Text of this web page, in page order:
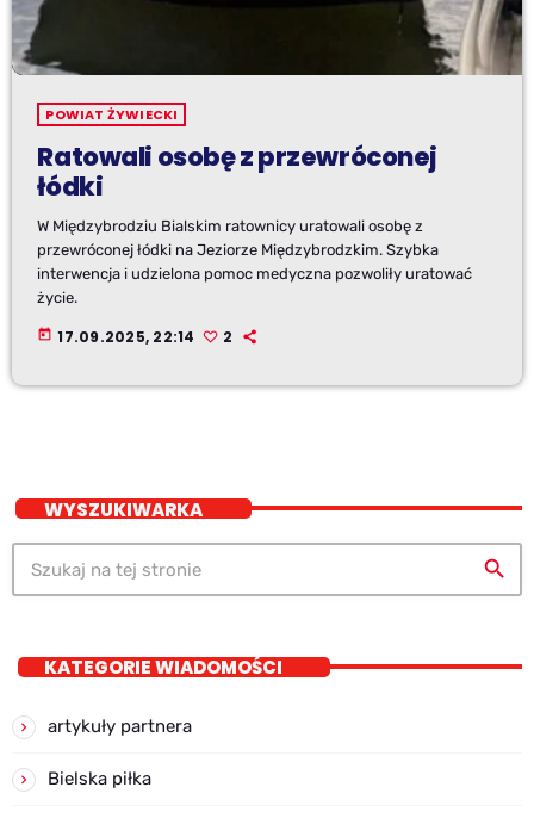
POWIAT ŻYWIECKI
Ratowali osobę z przewróconej
łódki
W Międzybrodziu Bialskim ratownicy uratowali osobę z
przewróconej łódki na Jeziorze Międzybrodzkim. Szybka
interwencja i udzielona pomoc medyczna pozwoliły uratować
życie.
today 17.09.2025, 22:14 2
WYSZUKIWARKA
search
KATEGORIE WIADOMOŚCI
artykuły partnera
Bielska piłka